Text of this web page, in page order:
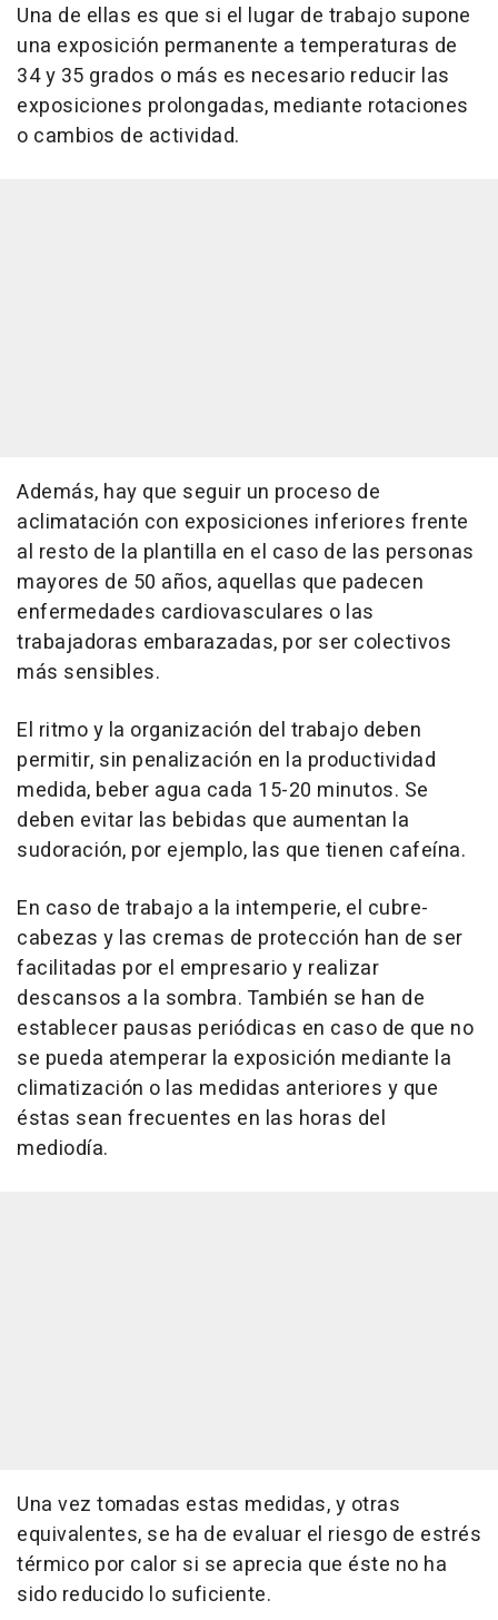
Una de ellas es que si el lugar de trabajo supone
una exposición permanente a temperaturas de
34 y 35 grados o más es necesario reducir las
exposiciones prolongadas, mediante rotaciones
o cambios de actividad.
Además, hay que seguir un proceso de
aclimatación con exposiciones inferiores frente
al resto de la plantilla en el caso de las personas
mayores de 50 años, aquellas que padecen
enfermedades cardiovasculares o las
trabajadoras embarazadas, por ser colectivos
más sensibles.
El ritmo y la organización del trabajo deben
permitir, sin penalización en la productividad
medida, beber agua cada 15-20 minutos. Se
deben evitar las bebidas que aumentan la
sudoración, por ejemplo, las que tienen cafeína.
En caso de trabajo a la intemperie, el cubre-
cabezas y las cremas de protección han de ser
facilitadas por el empresario y realizar
descansos a la sombra. También se han de
establecer pausas periódicas en caso de que no
se pueda atemperar la exposición mediante la
climatización o las medidas anteriores y que
éstas sean frecuentes en las horas del
mediodía.
Una vez tomadas estas medidas, y otras
equivalentes, se ha de evaluar el riesgo de estrés
térmico por calor si se aprecia que éste no ha
sido reducido lo suficiente.